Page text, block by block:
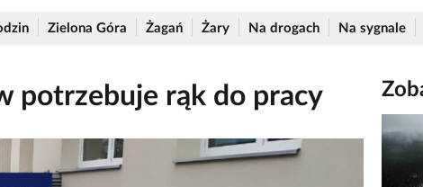
Zielona Góra Żagań Żary Na drogach Na sygnale
potrzebuje rąk do pracy